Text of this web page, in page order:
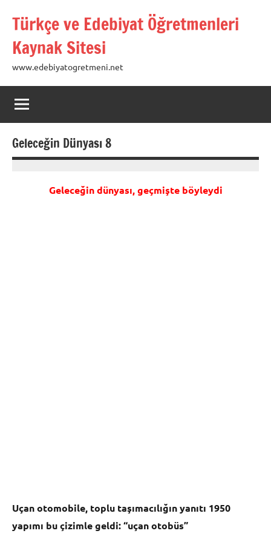
Türkçe ve Edebiyat Öğretmenleri
Kaynak Sitesi
www.edebiyatogretmeni.net
Geleceğin Dünyası 8
Geleceğin dünyası, geçmişte böyleydi
Uçan otomobile, toplu taşımacılığın yanıtı 1950
yapımı bu çizimle geldi: “uçan otobüs”